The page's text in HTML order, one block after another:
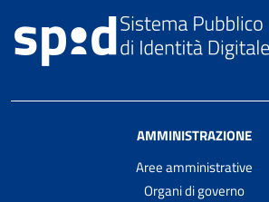
AMMINISTRAZIONE
Aree amministrative
Organi di governo